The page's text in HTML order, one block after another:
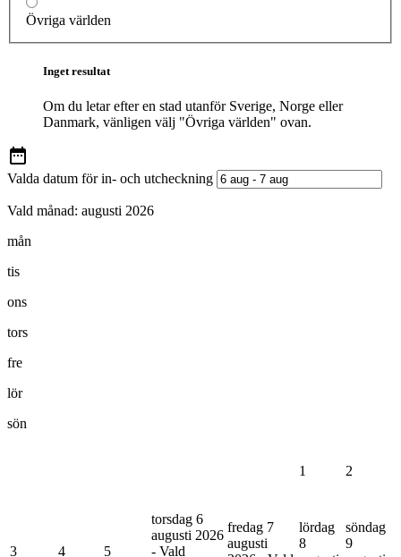
Övriga världen
Inget resultat
Om du letar efter en stad utanför Sverige, Norge eller
Danmark, vänligen välj "Övriga världen" ovan.
Valda datum för in- och utcheckning
Vald månad: augusti 2026
mån
tis
ons
tors
fre
lör
sön
1 2
3 4 5
torsdag 6
augusti 2026
- Vald
fredag 7
augusti
lördag
8
söndag
9